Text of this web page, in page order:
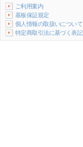
ご利用案内
基板保証規定
個人情報の取扱いについて
特定商取引法に基づく表記